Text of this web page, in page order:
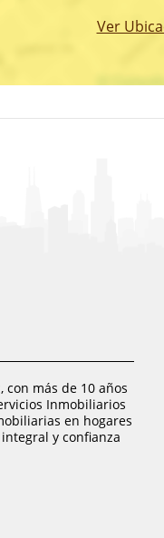
Ver
con más de 10 años
Inmobiliarios
en hogares
y confianza